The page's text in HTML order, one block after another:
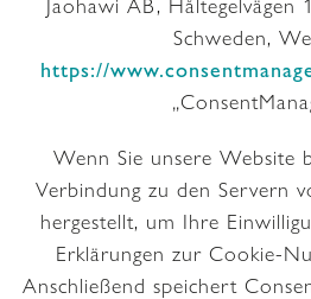
Jaohawi AB, Håltegelvägen
Schweden,
https://
Wenn Sie unsere Website
Verbindung zu den Servern
hergestellt, um Ihre
Erklärungen zur Cookie-
Anschließend speichert